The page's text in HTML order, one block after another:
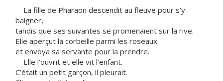
La fille de Pharaon descendit au fleuve pour s’y
baigner,
tandis que ses suivantes se promenaient sur la rive.
Elle aperçut la corbeille parmi les roseaux
et envoya sa servante pour la prendre.
Elle l’ouvrit et elle vit l’enfant.
C’était un petit garçon, il pleurait.